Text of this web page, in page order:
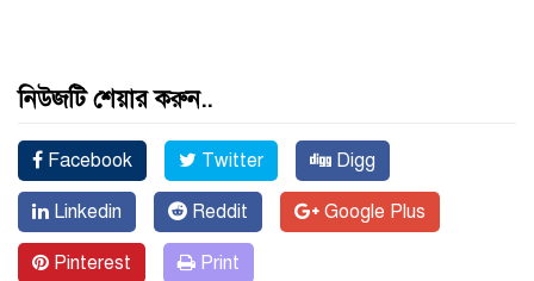
নিউজটি শেয়ার করুন..
Facebook Twitter Digg
Linkedin Reddit Google Plus
Pinterest Print